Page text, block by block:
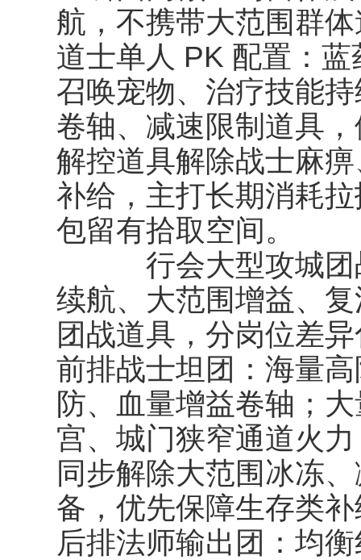
航，不携带大范围群
道士单人 PK 配置：
召唤宠物、治疗技能
卷轴、减速限制道具
解控道具解除战士麻
补给，主打长期消耗
包留有拾取空间。
行会大型攻城团战
续航、大范围增益、
团战道具，分岗位差
前排战士坦团：海量
防、血量增益卷轴；
宫、城门狭窄通道火
同步解除大范围冰冻
备，优先保障生存类
后排法师输出团：均